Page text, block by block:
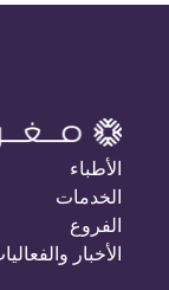
الأطباء
الخدمات
الفروع
الأخبار